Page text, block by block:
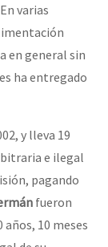
varias
en general sin
ha entregado
y lleva 19
e ilegal
pagando
fueron
años, 10 meses